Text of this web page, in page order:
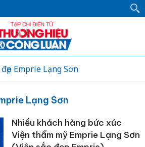
Emprie Lạng Sơn
Lạng Sơn
Nhiều khách hàng bức xúc
Viện thẩm mỹ Emprie Lạng Sơn